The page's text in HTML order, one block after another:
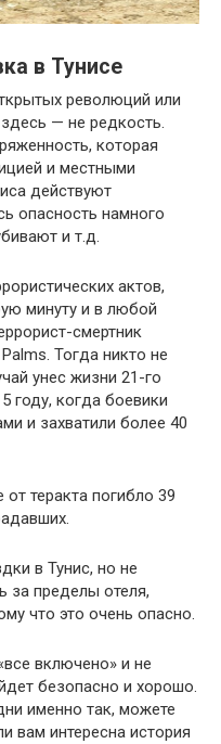
в Тунисе
революций или
— не редкость.
которая
и местными
действуют
опасность намного
и т.д.
актов,
минуту и в любой
смертник
Тогда никто не
унес жизни 21-го
году, когда боевики
и захватили более 40
теракта погибло 39
в Тунис, но не
за пределы отеля,
что это очень опасно.
включено» и не
безопасно и хорошо.
именно так, можете
вам интересна история